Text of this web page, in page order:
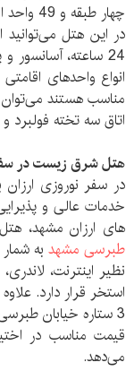
چهار
در این هتل می‌توانید
24 ساعته،
انواع واحدهای
مناسب هستند می‌توان
اتاق سه تخته فولبرد و اتاق 4 تخته
هتل شرق زیست در
در سفر نوروزی
خدمات عالی و
های ارزان مشهد،
طبرسی مشهد
نظیر اینترنت،
استخر قرار دارد.
3 ستاره خیابان
قیمت مناسب در
می‌دهد.